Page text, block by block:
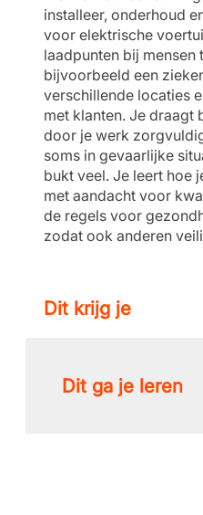
installeer, onderhoud
voor elektrische
laadpunten bij
bijvoorbeeld een
verschillende locaties
met klanten. Je draagt
door je werk
soms in gevaarlijke
bukt veel. Je leert hoe
met aandacht voor
de regels voor
zodat ook anderen
Dit krijg je
Dit ga je leren